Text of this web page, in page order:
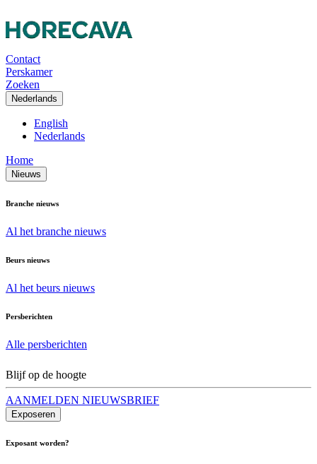
Contact
Perskamer
Zoeken
Nederlands
English
Nederlands
Home
Nieuws
Branche nieuws
Al het branche nieuws
Beurs nieuws
Al het beurs nieuws
Persberichten
Alle persberichten
Blijf op de hoogte
AANMELDEN NIEUWSBRIEF
Exposeren
Exposant worden?